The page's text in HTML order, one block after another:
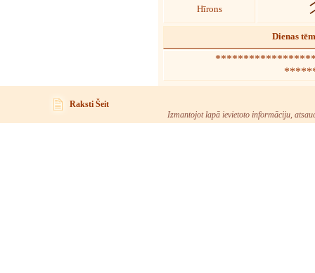
Hīrons
Dienas
*******************
Raksti Šeit
Izmantojot lapā ievietoto informāciju,